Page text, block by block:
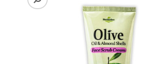
Γυναικεία Περιποίηση